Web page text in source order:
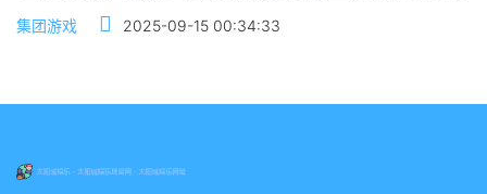
集团游戏 2025-09-15 00:34:33